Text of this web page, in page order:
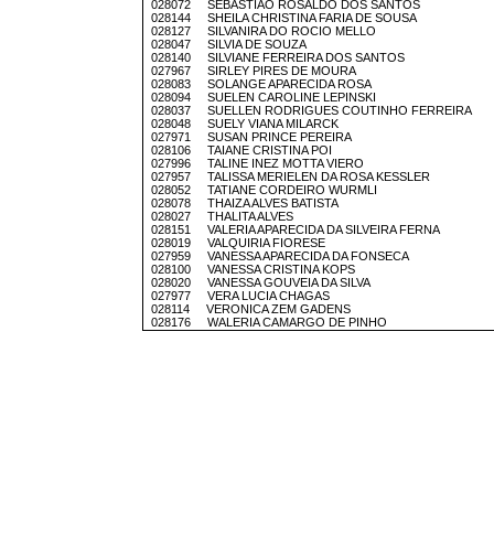
028072 SEBASTIAO ROSALDO DOS SANTOS
028144 SHEILA CHRISTINA FARIA DE SOUSA
028127 SILVANIRA DO ROCIO MELLO
028047 SILVIA DE SOUZA
028140 SILVIANE FERREIRA DOS SANTOS
027967 SIRLEY PIRES DE MOURA
028083 SOLANGE APARECIDA ROSA
028094 SUELEN CAROLINE LEPINSKI
028037 SUELLEN RODRIGUES COUTINHO FERREIRA
028048 SUELY VIANA MILARCK
027971 SUSAN PRINCE PEREIRA
028106 TAIANE CRISTINA POI
027996 TALINE INEZ MOTTA VIERO
027957 TALISSA MERIELEN DA ROSA KESSLER
028052 TATIANE CORDEIRO WURMLI
028078 THAIZA ALVES BATISTA
028027 THALITA ALVES
028151 VALERIA APARECIDA DA SILVEIRA FERNA
028019 VALQUIRIA FIORESE
027959 VANESSA APARECIDA DA FONSECA
028100 VANESSA CRISTINA KOPS
028020 VANESSA GOUVEIA DA SILVA
027977 VERA LUCIA CHAGAS
028114 VERONICA ZEM GADENS
028176 WALERIA CAMARGO DE PINHO